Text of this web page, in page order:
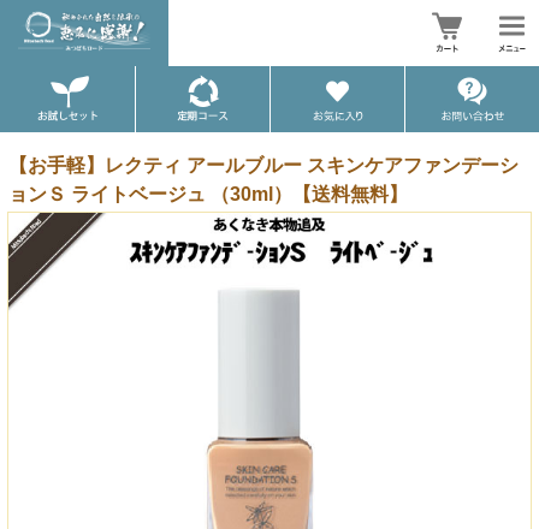
【お手軽】レクティ アールブルー スキンケアファンデーシ
ョンＳ ライトベージュ （30ml）【送料無料】